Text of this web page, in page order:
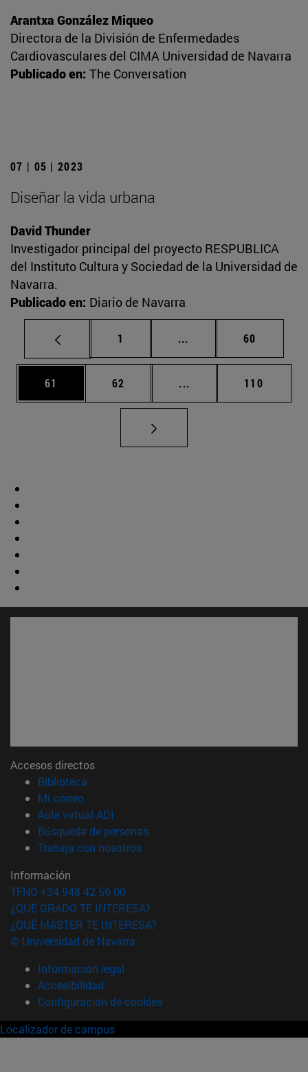
Arantxa González Miqueo
Directora de la División de Enfermedades
Cardiovasculares del CIMA Universidad de Navarra
Publicado en: The Conversation
07 | 05 | 2023
Diseñar la vida urbana
David Thunder
Investigador principal del proyecto RESPUBLICA
del Instituto Cultura y Sociedad de la Universidad de
Navarra.
Publicado en: Diario de Navarra
Página
1 ... Páginas intermedias
Página
60
Página
61 Página
62 ... Páginas intermedias
Página
110
Accesos directos
Biblioteca
Mi correo(abre en nueva ventana)
Aula virtual ADI
Búsqueda de personas(abre en nueva ventana)
Trabaja con nosotros(abre en nueva ventana)
Información
TFNO +34 948 42 56 00
¿QUÉ GRADO TE INTERESA?
¿QUÉ MÁSTER TE INTERESA?
© Universidad de Navarra
Información legal
Accesibilidad
Configuración de cookies
Localizador de campus